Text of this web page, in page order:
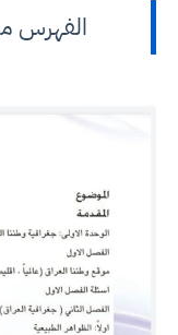
الفهرس